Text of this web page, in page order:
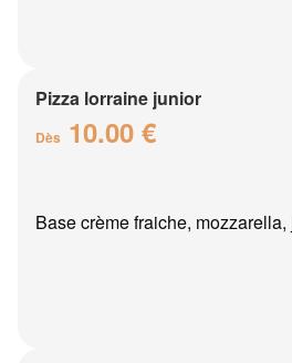
Pizza lorraine junior
Dès 10.00 €
Base crème fraiche,